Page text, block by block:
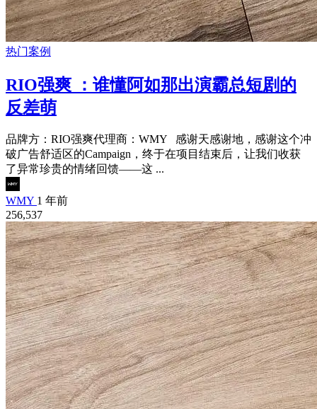
热门案例
RIO强爽 ：谁懂阿如那出演霸总短剧的
反差萌
品牌方：RIO强爽代理商：WMY 感谢天感谢地，感谢这个冲
破广告舒适区的Campaign，终于在项目结束后，让我们收获
了异常珍贵的情绪回馈——这 ...
WMY 1 年前
256,537